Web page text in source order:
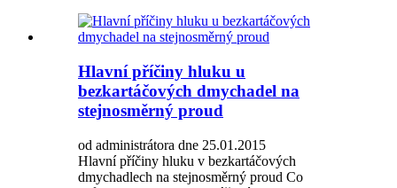
Hlavní příčiny hluku u
bezkartáčových dmychadel na
stejnosměrný proud
od administrátora dne 25.01.2015
Hlavní příčiny hluku v bezkartáčových
dmychadlech na stejnosměrný proud Co